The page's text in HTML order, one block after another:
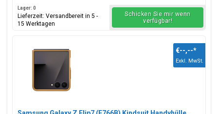
Lager: 0
Lieferzeit: Versandbereit in 5 -
15 Werktagen
Schicken Sie mir wenn
verfügbar!
€--,--*
Exkl. MwSt.